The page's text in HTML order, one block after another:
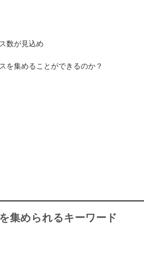
数が見込め
を集めることができるのか？
集められるキーワード